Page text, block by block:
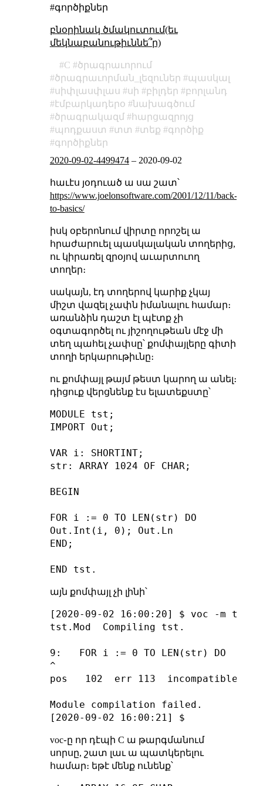
#գործիքներ
բնօրինակ ծմակուտում(եւ
մեկնաբանութիւննե՞ր)
C
ծրագրաւորում
ծրագրաւորման_լեզուներ
պասկալ
սիփլասփլաս
սի բիլդեր
բորլանդ
էմբարկադերօ
նախագծում
ծրագրակազմ
հարցազրոյց
պոդքաստ
տտ տեք
գործիք
գործիքներ
2020-09-02-4499474– 2020-09-02
հաւէս յօդուած ա սա շատ՝
https://www.joelonsoftware.com/2001/12/11/back-
to-basics/
իսկ օբերոնում վիրտը որոշել ա
հրաժարուել պասկալական տողերից,
ու կիրառել զրօյով աւարտուող
տողեր։
սակայն, էդ տողերով կարիք չկայ
միշտ վազել չափն իմանալու համար։
առանձին դաշտ էլ պէտք չի
օգտագործել ու յիշողութեան մէջ մի
տեղ պահել չափսը՝ քոմփայլերը գիտի
տողի երկարութիւնը։
ու քոմփայլ թայմ թեստ կարող ա անել։
դիցուք վերցնենք էս ելատեքստը՝
MODULE tst;
IMPORT Out;
VAR i: SHORTINT;
str: ARRAY 1024 OF CHAR;
BEGIN
FOR i := 0 TO LEN(str) DO
Out.Int(i, 0); Out.Ln
END;
այն քոմփայլ չի լինի՝
[2020-09-02 16:00:20] $ voc -m
tst.Mod  Compiling tst.
9:   FOR i := 0 TO LEN(str) DO
^
pos   102  err 113  incompatible
Module compilation failed.
voc֊ը որ դէպի C ա թարգմանում
սորսը, շատ լաւ ա պատկերելու
համար։ եթէ մենք ունենք՝